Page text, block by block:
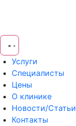
Услуги
Специалисты
Цены
О клинике
Новости/Статьи
Контакты